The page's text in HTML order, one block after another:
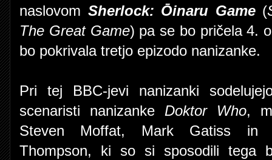
naslovom Sherlock: Ōinaru Game(
The Great Game) pa se bo pričela 4.
bo pokrivala tretjo epizodo nanizanke.
Pri tej BBC-jevi nanizanki
scenaristi nanizanke Doktor Who,
Steven Moffat, Mark Gatiss in
Thompson, ki so si sposodili tega